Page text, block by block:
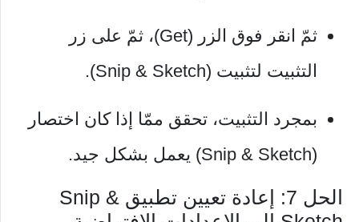
ثمّ انقر فوق الزر (Get)، ثمّ على زر
التثبيت لتثبيت (Snip & Sketch).
بمجرد التثبيت، تحقق ممّا إذا كان اختصار
(Snip & Sketch) يعمل بشكل جيد.
الحل 7: إعادة تعيين تطبيق Snip &